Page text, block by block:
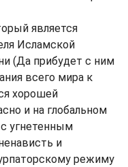
является
Исламской
(Да прибудет с ним
всего мира к
хорошей
и на глобальном
угнетенным
и
режиму